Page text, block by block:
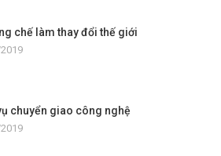
chế làm thay đổi thế giới
chuyển giao công nghệ